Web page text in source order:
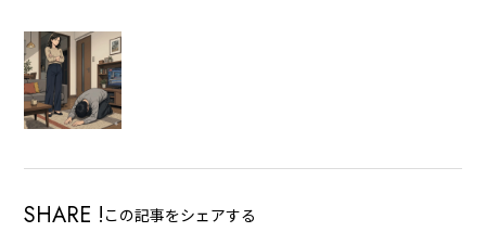
SHARE ! この記事をシェアする